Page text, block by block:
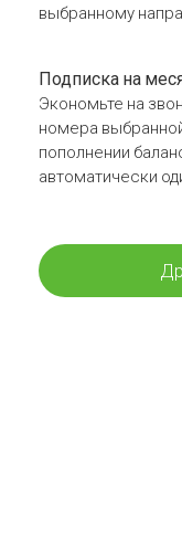
выбранному
Подписка на
Экономьте на
номера
пополнении
автоматически